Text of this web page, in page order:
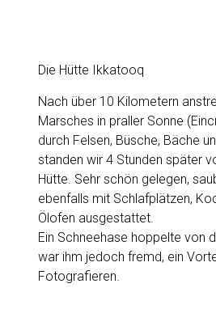
Die Hütte Ikkatooq
Nach über 10 Kilometern
Marsches in praller Sonne
durch Felsen, Büsche, Bäche
standen wir 4 Stunden später
Hütte. Sehr schön gelegen,
ebenfalls mit Schlafplätzen,
Ölofen ausgestattet.
Ein Schneehase hoppelte von
war ihm jedoch fremd, ein
Fotografieren.